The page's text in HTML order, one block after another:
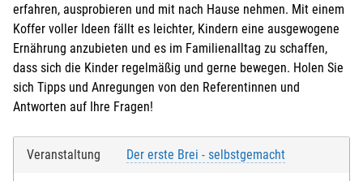
erfahren, ausprobieren und mit nach Hause nehmen. Mit einem
Koffer voller Ideen fällt es leichter, Kindern eine ausgewogene
Ernährung anzubieten und es im Familienalltag zu schaffen,
dass sich die Kinder regelmäßig und gerne bewegen. Holen Sie
sich Tipps und Anregungen von den Referentinnen und
Antworten auf Ihre Fragen!
Veranstaltung Der erste Brei - selbstgemacht